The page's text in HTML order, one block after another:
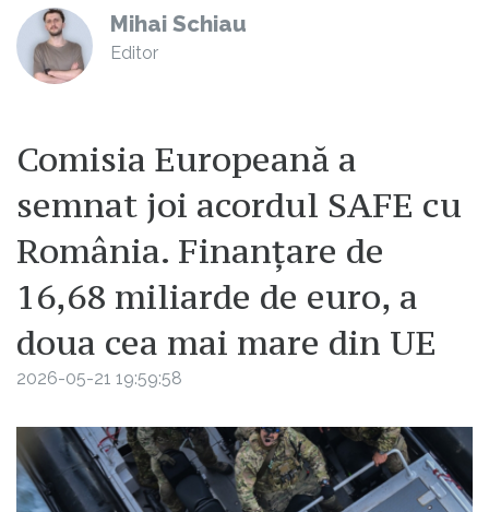
Mihai Schiau
Editor
Comisia Europeană a
semnat joi acordul SAFE cu
România. Finanțare de
16,68 miliarde de euro, a
doua cea mai mare din UE
2026-05-21 19:59:58